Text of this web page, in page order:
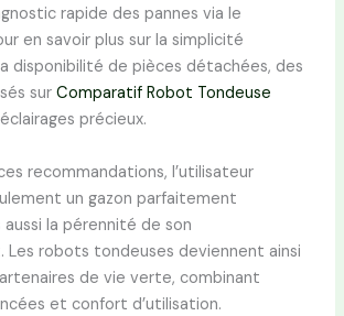
rapide des pannes via le
en savoir plus sur la simplicité
disponibilité de pièces détachées, des
sur Comparatif Robot Tondeuse
précieux.
recommandations, l’utilisateur
un gazon parfaitement
la pérennité de son
Les robots tondeuses deviennent ainsi
de vie verte, combinant
et confort d’utilisation.